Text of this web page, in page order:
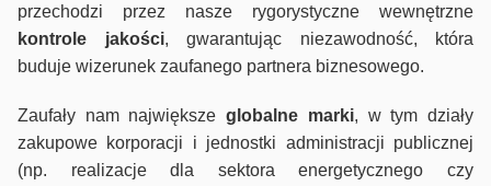
przechodzi przez nasze rygorystyczne wewnętrzne
kontrole jakości, gwarantując niezawodność, która
buduje wizerunek zaufanego partnera biznesowego.
Zaufały nam największeglobalne marki, w tym działy
zakupowe korporacji i jednostki administracji publicznej
(np. realizacje dla sektora energetycznego czy